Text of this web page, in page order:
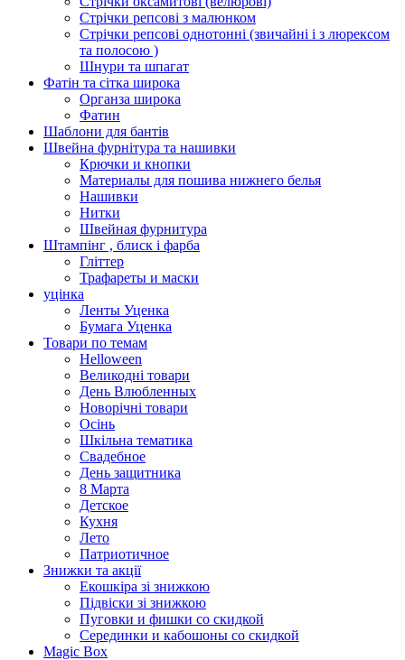
Стрічки репсові з малюнком
Стрічки репсові однотонні (звичайні і з люрексом
та полосою )
Шнури та шпагат
Фатін та сітка широка
Органза широка
Фатин
Шаблони для бантів
Швейна фурнітура та нашивки
Крючки и кнопки
Материалы для пошива нижнего белья
Нашивки
Нитки
Швейная фурнитура
Штампінг , блиск і фарба
Гліттер
Трафареты и маски
уцінка
Ленты Уценка
Бумага Уценка
Товари по темам
Helloween
Великодні товари
День Влюбленных
Новорічні товари
Осінь
Шкільна тематика
Свадебное
День защитника
8 Марта
Детское
Кухня
Лето
Патриотичное
Знижки та акції
Екошкіра зі знижкою
Підвіски зі знижкою
Пуговки и фишки со скидкой
Серединки и кабошоны со скидкой
Magic Box